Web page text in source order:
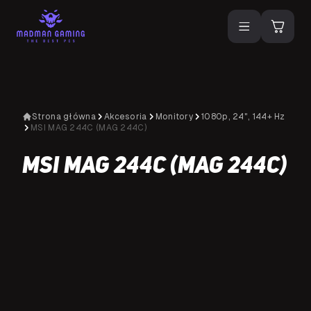
Strona główna Akcesoria Monitory
1080p, 24", 144+ Hz
MSI MAG 244C (MAG 244C)
MSI MAG 244C (MAG 244C)